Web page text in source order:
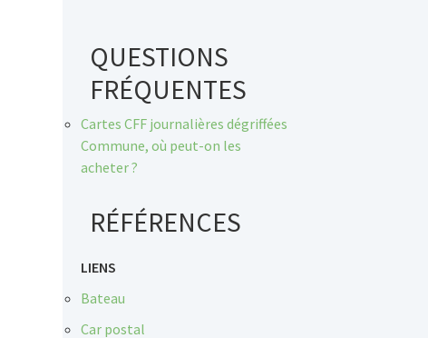
QUESTIONS
FRÉQUENTES
Cartes CFF journalières dégriffées
Commune, où peut-on les
acheter ?
RÉFÉRENCES
LIENS
Bateau
Car postal